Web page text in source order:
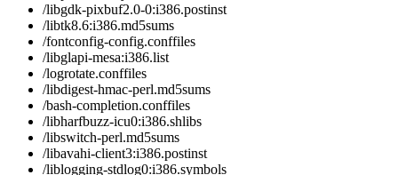
/libgdk-pixbuf2.0-0:i386.postinst
/libtk8.6:i386.md5sums
/fontconfig-config.conffiles
/libglapi-mesa:i386.list
/logrotate.conffiles
/libdigest-hmac-perl.md5sums
/bash-completion.conffiles
/libharfbuzz-icu0:i386.shlibs
/libswitch-perl.md5sums
/libavahi-client3:i386.postinst
/liblogging-stdlog0:i386.symbols